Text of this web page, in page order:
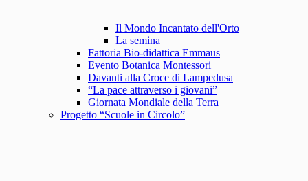
Il Mondo Incantato dell'Orto
La semina
Fattoria Bio-didattica Emmaus
Evento Botanica Montessori
Davanti alla Croce di Lampedusa
“La pace attraverso i giovani”
Giornata Mondiale della Terra
Progetto “Scuole in Circolo”